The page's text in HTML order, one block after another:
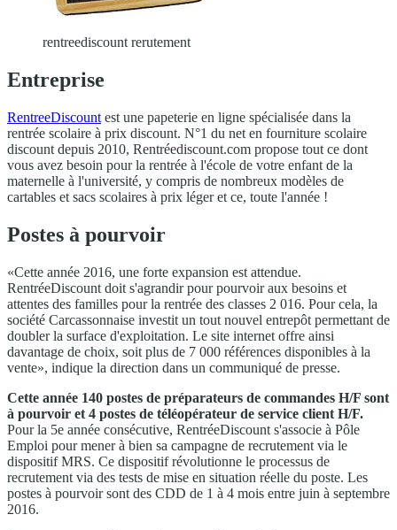
rentreediscount rerutement
Entreprise
RentreeDiscount est une papeterie en ligne spécialisée dans la
rentrée scolaire à prix discount. N°1 du net en fourniture scolaire
discount depuis 2010, Rentréediscount.com propose tout ce dont
vous avez besoin pour la rentrée à l'école de votre enfant de la
maternelle à l'université, y compris de nombreux modèles de
cartables et sacs scolaires à prix léger et ce, toute l'année !
Postes à pourvoir
«Cette année 2016, une forte expansion est attendue.
RentréeDiscount doit s'agrandir pour pourvoir aux besoins et
attentes des familles pour la rentrée des classes 2 016. Pour cela, la
société Carcassonnaise investit un tout nouvel entrepôt permettant de
doubler la surface d'exploitation. Le site internet offre ainsi
davantage de choix, soit plus de 7 000 références disponibles à la
vente», indique la direction dans un communiqué de presse.
Cette année 140 postes de préparateurs de commandes H/F sont
à pourvoir et 4 postes de téléopérateur de service client H/F.
Pour la 5e année consécutive, RentréeDiscount s'associe à Pôle
Emploi pour mener à bien sa campagne de recrutement via le
dispositif MRS. Ce dispositif révolutionne le processus de
recrutement via des tests de mise en situation réelle du poste. Les
postes à pourvoir sont des CDD de 1 à 4 mois entre juin à septembre
2016.